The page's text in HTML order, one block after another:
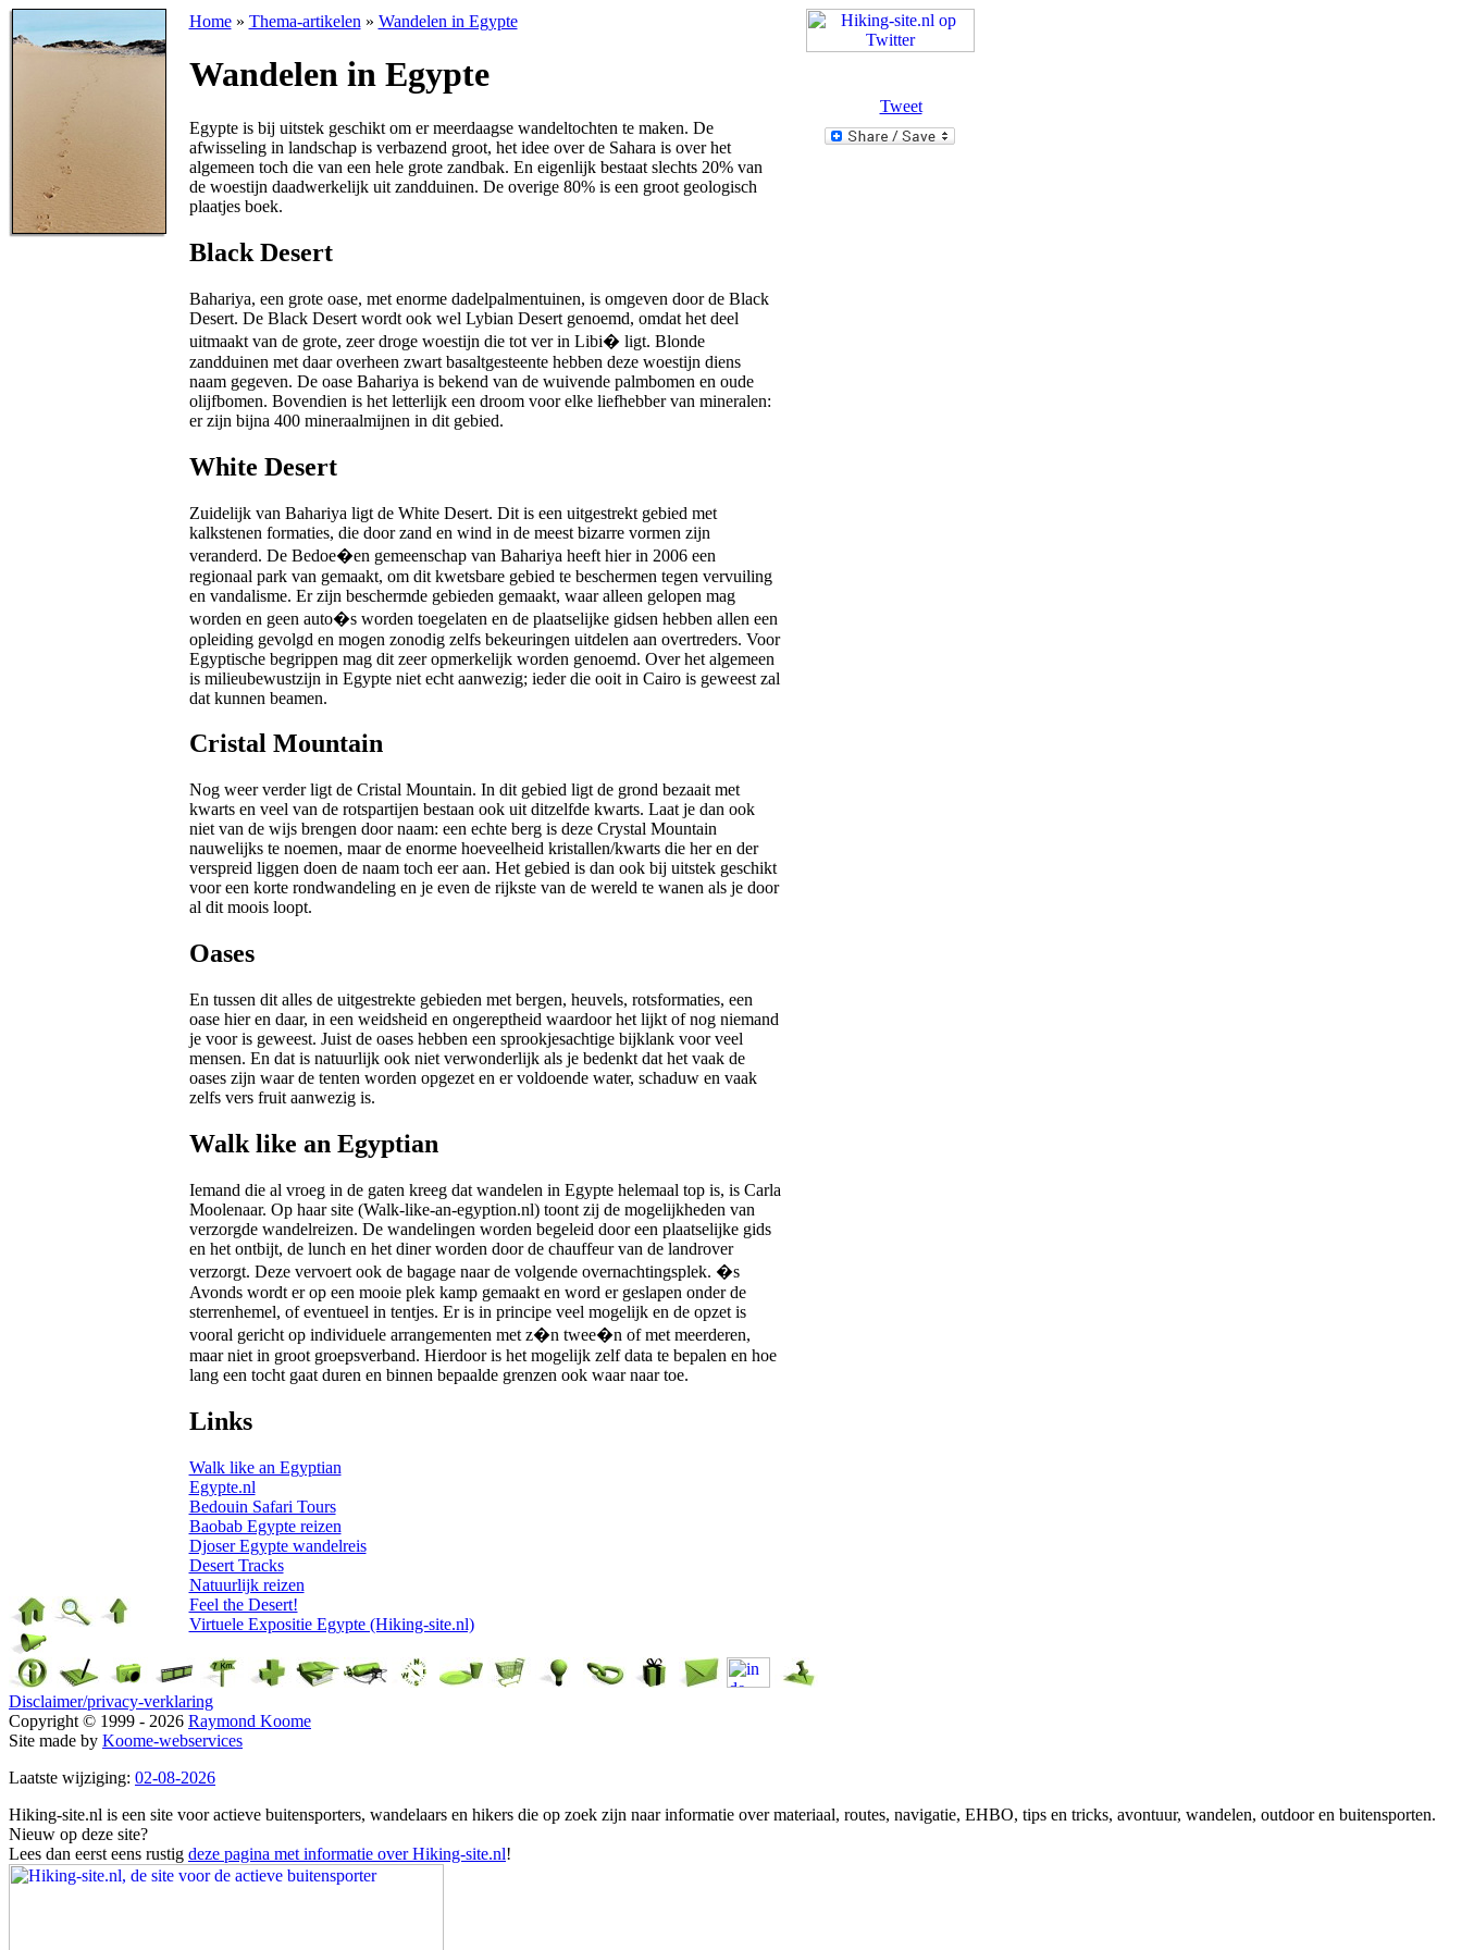
Home» Thema-artikelen » Wandelen in Egypte
Wandelen in Egypte
Egypte is bij uitstek geschikt om er meerdaagse wandeltochten te maken. De
afwisseling in landschap is verbazend groot, het idee over de Sahara is over het
algemeen toch die van een hele grote zandbak. En eigenlijk bestaat slechts 20% van
de woestijn daadwerkelijk uit zandduinen. De overige 80% is een groot geologisch
plaatjes boek.
Black Desert
Bahariya, een grote oase, met enorme dadelpalmentuinen, is omgeven door de Black
Desert. De Black Desert wordt ook wel Lybian Desert genoemd, omdat het deel
uitmaakt van de grote, zeer droge woestijn die tot ver in Libi� ligt. Blonde
zandduinen met daar overheen zwart basaltgesteente hebben deze woestijn diens
naam gegeven. De oase Bahariya is bekend van de wuivende palmbomen en oude
olijfbomen. Bovendien is het letterlijk een droom voor elke liefhebber van mineralen:
er zijn bijna 400 mineraalmijnen in dit gebied.
White Desert
Zuidelijk van Bahariya ligt de White Desert. Dit is een uitgestrekt gebied met
kalkstenen formaties, die door zand en wind in de meest bizarre vormen zijn
veranderd. De Bedoe�en gemeenschap van Bahariya heeft hier in 2006 een
regionaal park van gemaakt, om dit kwetsbare gebied te beschermen tegen vervuiling
en vandalisme. Er zijn beschermde gebieden gemaakt, waar alleen gelopen mag
worden en geen auto�s worden toegelaten en de plaatselijke gidsen hebben allen een
opleiding gevolgd en mogen zonodig zelfs bekeuringen uitdelen aan overtreders. Voor
Egyptische begrippen mag dit zeer opmerkelijk worden genoemd. Over het algemeen
is milieubewustzijn in Egypte niet echt aanwezig; ieder die ooit in Cairo is geweest zal
dat kunnen beamen.
Cristal Mountain
Nog weer verder ligt de Cristal Mountain. In dit gebied ligt de grond bezaait met
kwarts en veel van de rotspartijen bestaan ook uit ditzelfde kwarts. Laat je dan ook
niet van de wijs brengen door naam: een echte berg is deze Crystal Mountain
nauwelijks te noemen, maar de enorme hoeveelheid kristallen/kwarts die her en der
verspreid liggen doen de naam toch eer aan. Het gebied is dan ook bij uitstek geschikt
voor een korte rondwandeling en je even de rijkste van de wereld te wanen als je door
al dit moois loopt.
Oases
En tussen dit alles de uitgestrekte gebieden met bergen, heuvels, rotsformaties, een
oase hier en daar, in een weidsheid en ongereptheid waardoor het lijkt of nog niemand
je voor is geweest. Juist de oases hebben een sprookjesachtige bijklank voor veel
mensen. En dat is natuurlijk ook niet verwonderlijk als je bedenkt dat het vaak de
oases zijn waar de tenten worden opgezet en er voldoende water, schaduw en vaak
zelfs vers fruit aanwezig is.
Walk like an Egyptian
Iemand die al vroeg in de gaten kreeg dat wandelen in Egypte helemaal top is, is Carla
Moolenaar. Op haar site (Walk-like-an-egyption.nl) toont zij de mogelijkheden van
verzorgde wandelreizen. De wandelingen worden begeleid door een plaatselijke gids
en het ontbijt, de lunch en het diner worden door de chauffeur van de landrover
verzorgt. Deze vervoert ook de bagage naar de volgende overnachtingsplek. �s
Avonds wordt er op een mooie plek kamp gemaakt en word er geslapen onder de
sterrenhemel, of eventueel in tentjes. Er is in principe veel mogelijk en de opzet is
vooral gericht op individuele arrangementen met z�n twee�n of met meerderen,
maar niet in groot groepsverband. Hierdoor is het mogelijk zelf data te bepalen en hoe
lang een tocht gaat duren en binnen bepaalde grenzen ook waar naar toe.
Links
Walk like an Egyptian
Egypte.nl
Bedouin Safari Tours
Baobab Egypte reizen
Djoser Egypte wandelreis
Desert Tracks
Natuurlijk reizen
Feel the Desert!
Virtuele Expositie Egypte (Hiking-site.nl)
Tweet
Disclaimer/privacy-verklaring
Copyright © 1999 - 2026 Raymond Koome
Site made by Koome-webservices
Laatste wijziging: 02-08-2026
Hiking-site.nl is een site voor actieve buitensporters, wandelaars en hikers die op zoek zijn naar informatie over materiaal, routes, navigatie, EHBO, tips en tricks, avontuur, wandelen, outdoor en buitensporten.
Nieuw op deze site?
Lees dan eerst eens rustig deze pagina met informatie over Hiking-site.nl!